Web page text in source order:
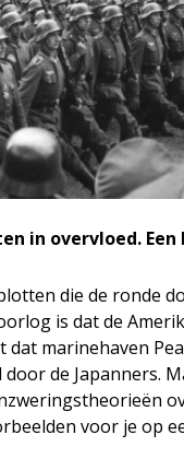
in overvloed.
die de ronde
is dat de
dat marinehaven
de Japanners.
voor je op